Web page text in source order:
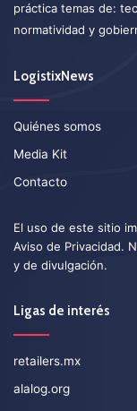
práctica temas de:
normatividad y
LogistixNews
Quiénes somos
Media Kit
Contacto
El uso de este sitio
Aviso de Privacidad.
y de divulgación.
Ligas de interés
retailers.mx
alalog.org